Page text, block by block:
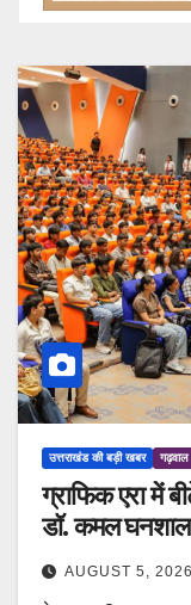
उत्तराखंड की बड़ी खबर गढ़वाल
ग्राफिक एरा में
डॉ. कमल
AUGUST 5, 2026